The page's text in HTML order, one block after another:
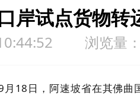
岸试点货物转
浏览量
18日，阿速坡省在其佛曲